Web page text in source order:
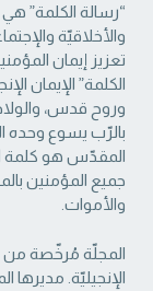
“رسالة الكلمة”
والأخلاقيّة
تعزيز إيمان
‏الكلمة” الإيمان
وروح قدس،
بالرّب يسوع وحده
‏المقدّس هو كلمة
جميع المؤمنين
والأموات. ‏
المجلّة مُرخّصة من
الإنجيليّة.